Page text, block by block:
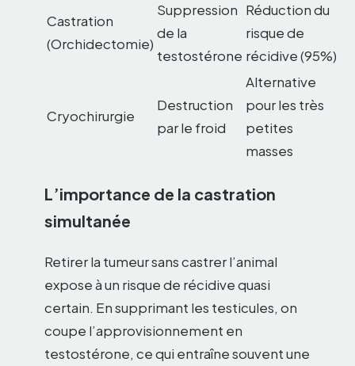
Castration
(Orchidectomie)
Suppression
de la
testostérone
Réduction du
risque de
récidive (95%)
Cryochirurgie
Destruction
par le froid
Alternative
pour les très
petites
masses
L’importance de la castration
simultanée
Retirer la tumeur sans castrer l’animal
expose à un risque de récidive quasi
certain. En supprimant les testicules, on
coupe l’approvisionnement en
testostérone, ce qui entraîne souvent une